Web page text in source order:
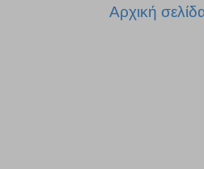
Αρχική